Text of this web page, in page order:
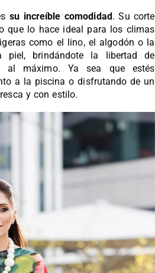
su increíble comodidad. Su corte
que lo hace ideal para los climas
como el lino, el algodón o la
brindándote la libertad de
al máximo. Ya sea que estés
a la piscina o disfrutando de un
y con estilo.